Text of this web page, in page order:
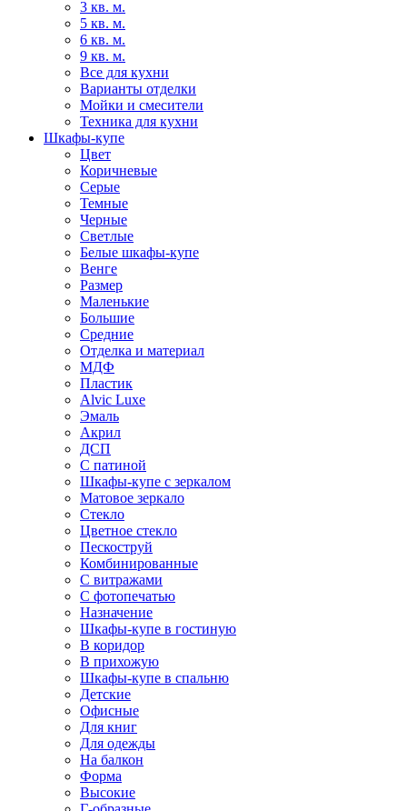
3 кв. м.
5 кв. м.
6 кв. м.
9 кв. м.
Все для кухни
Варианты отделки
Мойки и смесители
Техника для кухни
Шкафы-купе
Цвет
Коричневые
Серые
Темные
Черные
Светлые
Белые шкафы-купе
Венге
Размер
Маленькие
Большие
Средние
Отделка и материал
МДФ
Пластик
Alvic Luxe
Эмаль
Акрил
ДСП
С патиной
Шкафы-купе с зеркалом
Матовое зеркало
Стекло
Цветное стекло
Пескоструй
Комбинированные
С витражами
С фотопечатью
Назначение
Шкафы-купе в гостиную
В коридор
В прихожую
Шкафы-купе в спальню
Детские
Офисные
Для книг
Для одежды
На балкон
Форма
Высокие